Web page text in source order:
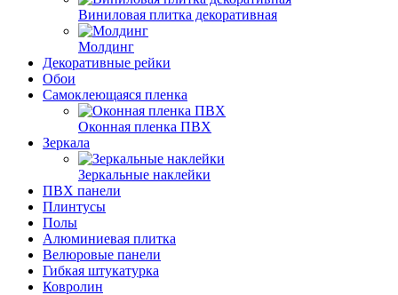
Виниловая плитка декоративная
Молдинг
Декоративные рейки
Обои
Самоклеющаяся пленка
Оконная пленка ПВХ
Зеркала
Зеркальные наклейки
ПВХ панели
Плинтусы
Полы
Алюминиевая плитка
Велюровые панели
Гибкая штукатурка
Ковролин